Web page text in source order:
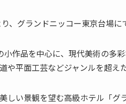
、グランドニッコー東京台場に
作品を中心に、現代美術の多
や平面工芸などジャンルを超え
しい景観を望む高級ホテル「グ